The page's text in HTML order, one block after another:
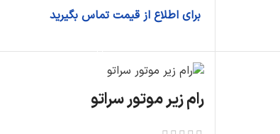
ریول دسته دنده
اهرم ترمز دستی
فشنگی استپ ترمز
دیگر قطعات...
برای اطلاع از قیمت تماس بگیرید
رام زیر موتور سراتو